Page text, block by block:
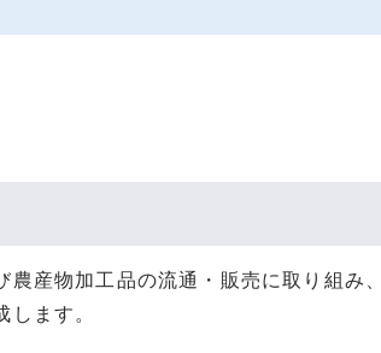
農産物加工品の流通・販売に取り組み
します。